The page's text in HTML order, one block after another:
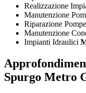
Realizzazione
Manutenzione
Riparazione
Manutenzione
Impianti Idraulici
Spurgo Metro